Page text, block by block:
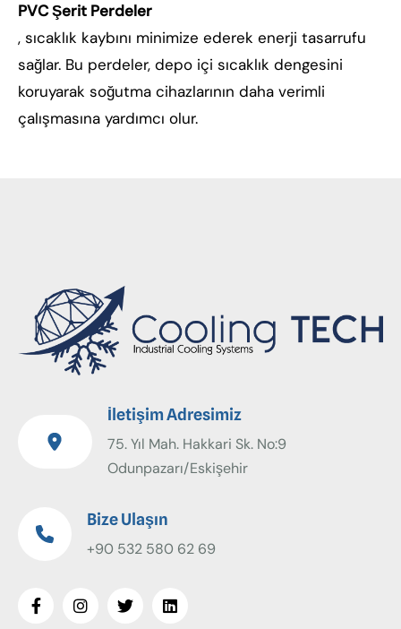
PVC Şerit Perdeler
, sıcaklık kaybını minimize ederek enerji tasarrufu
sağlar. Bu perdeler, depo içi sıcaklık dengesini
koruyarak soğutma cihazlarının daha verimli
çalışmasına yardımcı olur.
İletişim Adresimiz
75. Yıl Mah. Hakkari Sk. No:9
Odunpazarı/Eskişehir
Bize Ulaşın
+90 532 580 62 69